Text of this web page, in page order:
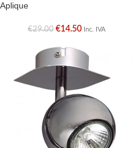
Aplique
€29.00 €14.50 Inc. IVA